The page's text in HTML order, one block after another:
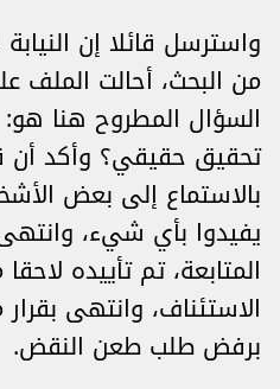
واسترسل قائلا إن
من البحث، أحالت الملف
السؤال المطروح هنا
تحقيق حقيقي؟ وأكد
بالاستماع إلى بعض
يفيدوا بأي شيء،
المتابعة، تم تأييده
الاستئناف، وانتهى
برفض طلب طعن النقض.